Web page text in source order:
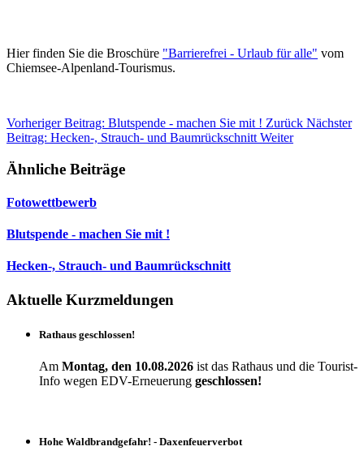
Hier finden Sie die Broschüre "Barrierefrei - Urlaub für alle" vom
Chiemsee-Alpenland-Tourismus.
Vorheriger Beitrag: Blutspende - machen Sie mit ! Zurück Nächster
Beitrag: Hecken-, Strauch- und Baumrückschnitt Weiter
Ähnliche Beiträge
Fotowettbewerb
Blutspende - machen Sie mit !
Hecken-, Strauch- und Baumrückschnitt
Aktuelle Kurzmeldungen
Rathaus geschlossen!
Am Montag, den 10.08.2026 ist das Rathaus und die Tourist-
Info wegen EDV-Erneuerung geschlossen!
Hohe Waldbrandgefahr! - Daxenfeuerverbot